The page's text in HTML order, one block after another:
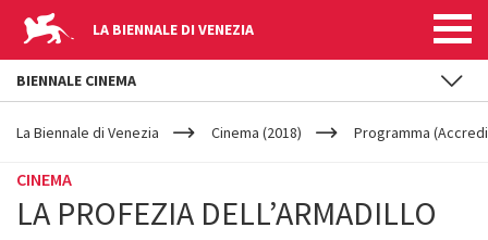
LA BIENNALE DI VENEZIA
YOUR
ARE
La Biennale di Venezia Cinema (2018) Programma
CINEMA
LA PROFEZIA DELL’ARMADILLO
BIENNALE CINEMA